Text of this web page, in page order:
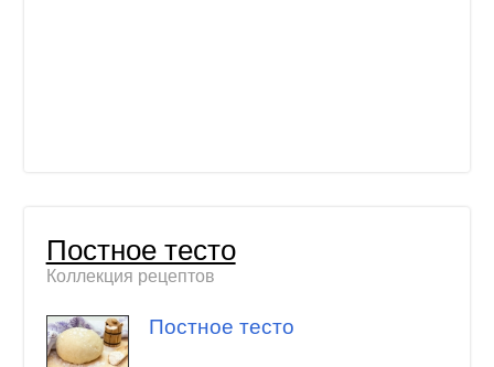
Постное тесто
Коллекция рецептов
Постное тесто